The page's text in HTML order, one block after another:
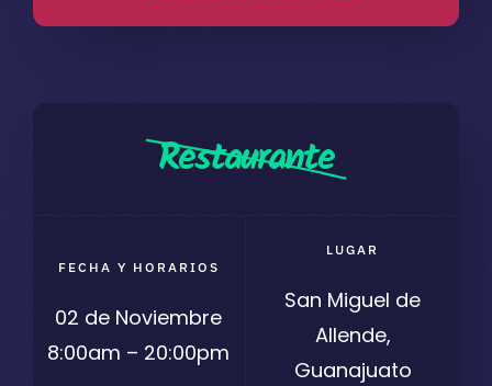
Restaurante
FECHA Y HORARIOS
02 de Noviembre
8:00am – 20:00pm
LUGAR
San Miguel de
Allende,
Guanajuato